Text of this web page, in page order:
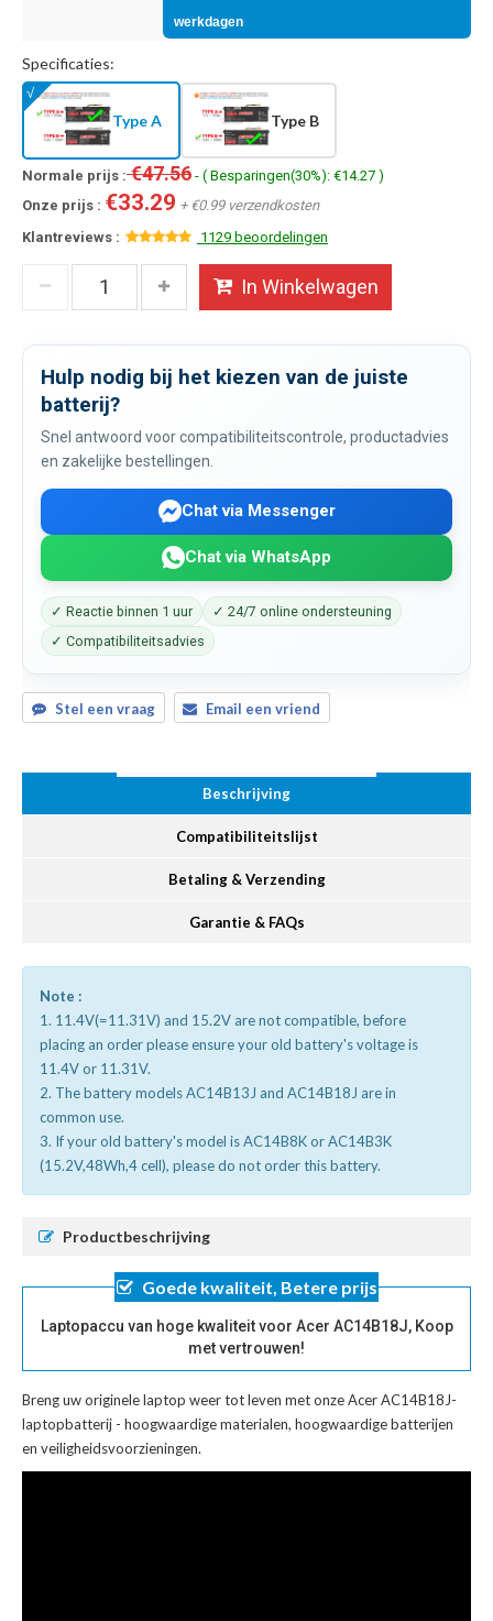
werkdagen
Specificaties:
Type A Type B
Normale prijs :€47.56 - ( Besparingen(30%): €14.27 )
Onze prijs : €33.29 + €0.99 verzendkosten
Klantreviews :
1129 beoordelingen
In Winkelwagen
Hulp nodig bij het kiezen van de juiste
batterij?
Snel antwoord voor compatibiliteitscontrole, productadvies
en zakelijke bestellingen.
Chat via Messenger
Chat via WhatsApp
✓ Reactie binnen 1 uur
✓ 24/7 online ondersteuning
✓ Compatibiliteitsadvies
Stel een vraag Email een vriend
Beschrijving
Compatibiliteitslijst
Betaling & Verzending
Garantie & FAQs
Note :
1. 11.4V(=11.31V) and 15.2V are not compatible, before
placing an order please ensure your old battery's voltage is
11.4V or 11.31V.
2. The battery models AC14B13J and AC14B18J are in
common use.
3. If your old battery's model is AC14B8K or AC14B3K
(15.2V,48Wh,4 cell), please do not order this battery.
Productbeschrijving
Goede kwaliteit, Betere prijs
Laptopaccu van hoge kwaliteit voor Acer AC14B18J, Koop
met vertrouwen!
Breng uw originele laptop weer tot leven met onzeAcer AC14B18J-
laptopbatterij - hoogwaardige materialen, hoogwaardige batterijen
en veiligheidsvoorzieningen.